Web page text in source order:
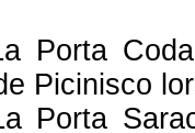
Porta
Picinisco
Porta